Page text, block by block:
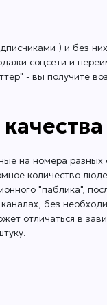
) и без
соцсети и
- вы получите
на номера
количество
"паблика",
без
отличаться в